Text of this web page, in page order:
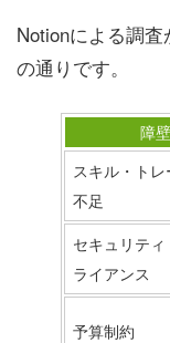
Notionによる調
の通りです。
障壁
スキル・ト
不足
セキュリテ
ライアンス
予算制約